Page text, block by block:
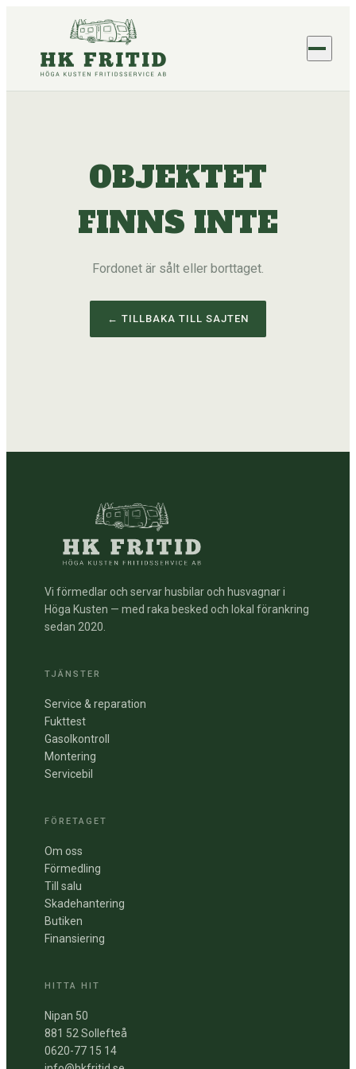
OBJEKTET
FINNS INTE
Fordonet är sålt eller borttaget.
← TILLBAKA TILL SAJTEN
Vi förmedlar och servar husbilar och husvagnar i
Höga Kusten — med raka besked och lokal förankring
sedan 2020.
TJÄNSTER
Service & reparation
Fukttest
Gasolkontroll
Montering
Servicebil
FÖRETAGET
Om oss
Förmedling
Till salu
Skadehantering
Butiken
Finansiering
HITTA HIT
Nipan 50
881 52 Sollefteå
0620-77 15 14